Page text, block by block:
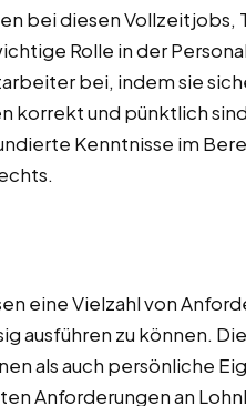
bei diesen Vollzeitjobs,
Rolle in der
bei, indem sie
korrekt und pünktlich
Kenntnisse im
eine Vielzahl von
ausführen zu können.
als auch persönliche
Anforderungen an